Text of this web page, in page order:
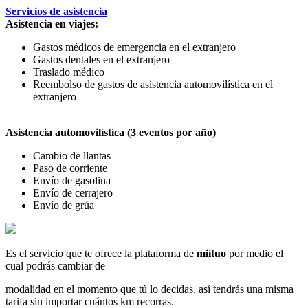
Servicios de asistencia
Asistencia en viajes:
Gastos médicos de emergencia en el extranjero
Gastos dentales en el extranjero
Traslado médico
Reembolso de gastos de asistencia automovilística en el
extranjero
Asistencia automovilística (3 eventos por año)
Cambio de llantas
Paso de corriente
Envío de gasolina
Envío de cerrajero
Envío de grúa
Es el servicio que te ofrece la plataforma de miituo por medio el
cual podrás cambiar de
modalidad en el momento que tú lo decidas, así tendrás una misma
tarifa sin importar cuántos km recorras.